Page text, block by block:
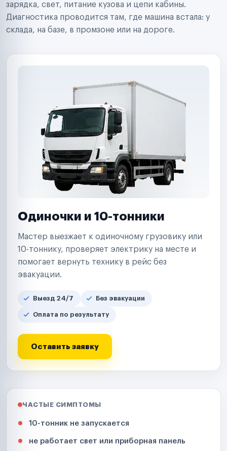
Ремонт спецтехники
Ритейл-сети
Управляющие компании
Страховые компании
зарядка, свет, питание кузова и цепи кабины.
Диагностика проводится там, где машина встала: у
склада, на базе, в промзоне или на дороге.
Одиночки и 10-тонники
Мастер выезжает к одиночному грузовику или
10-тоннику, проверяет электрику на месте и
помогает вернуть технику в рейс без
эвакуации.
Выезд 24/7 Без эвакуации
Оплата по результату
Оставить заявку
ЧАСТЫЕ СИМПТОМЫ
10-тонник не запускается
не работает свет или приборная панель